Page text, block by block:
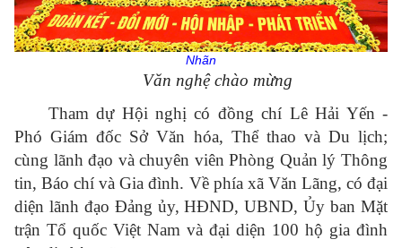
Nhãn
Văn nghệ chào mừng
Tham dự Hội nghị có đồng chí Lê Hải Yến -
Phó Giám đốc Sở Văn hóa, Thể thao và Du lịch;
cùng lãnh đạo và chuyên viên Phòng Quản lý Thông
tin, Báo chí và Gia đình. Về phía xã Văn Lãng, có đại
diện lãnh đạo Đảng ủy, HĐND, UBND, Ủy ban Mặt
trận Tổ quốc Việt Nam và đại diện 100 hộ gia đình